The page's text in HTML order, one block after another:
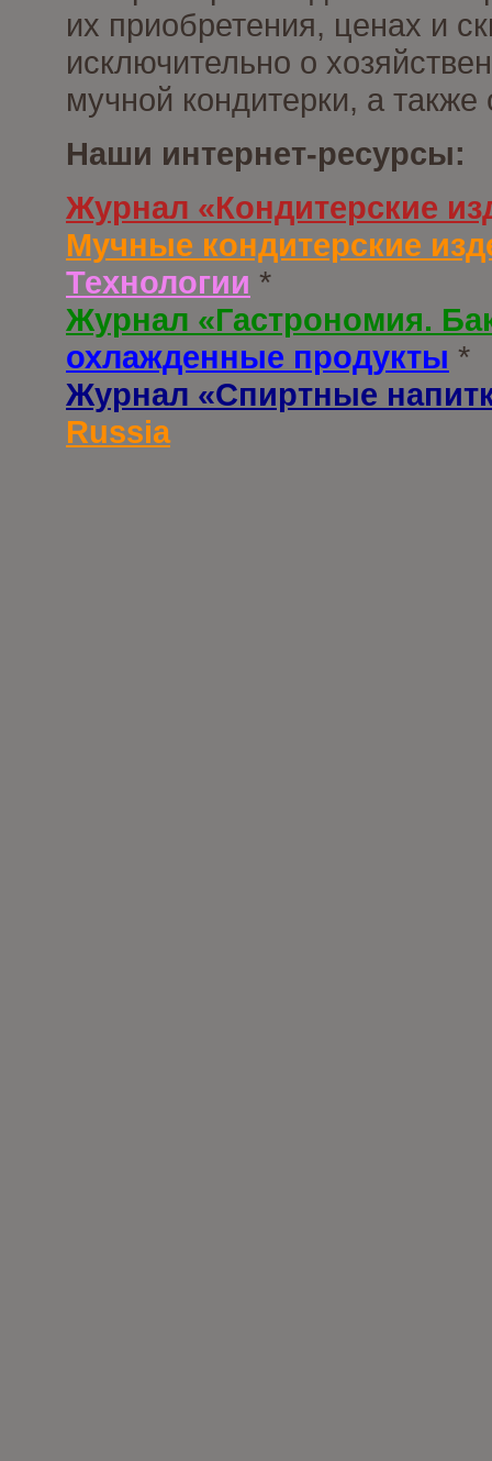
их приобретения, ценах и
исключительно о
мучной кондитерки, а
Наши интернет-ресурсы:
Журнал «Кондитерские
Мучные кондитерские
Технологии *
Журнал «Гастрономия.
охлажденные продукты *
Журнал «Спиртные
Russia